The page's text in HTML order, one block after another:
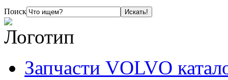
Поиск
Запчасти VOLVO